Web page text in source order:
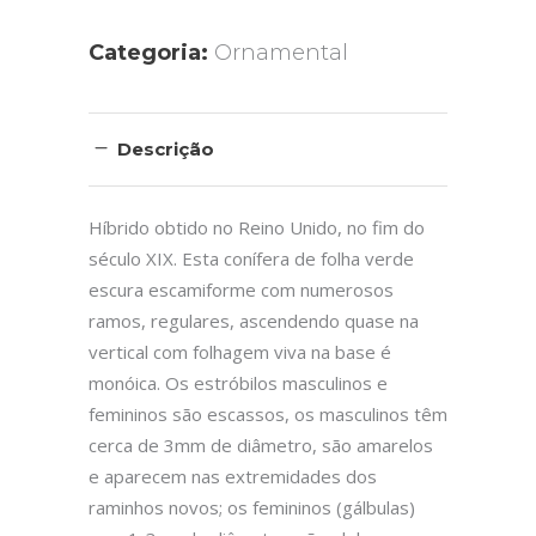
Categoria: Ornamental
Descrição
Híbrido obtido no Reino Unido, no fim do
século XIX. Esta conífera de folha verde
escura escamiforme com numerosos
ramos, regulares, ascendendo quase na
vertical com folhagem viva na base é
monóica. Os estróbilos masculinos e
femininos são escassos, os masculinos têm
cerca de 3mm de diâmetro, são amarelos
e aparecem nas extremidades dos
raminhos novos; os femininos (gálbulas)